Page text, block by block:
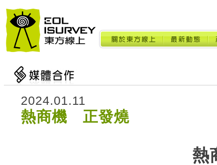
2024.01.11
熱商機 正發燒
熱